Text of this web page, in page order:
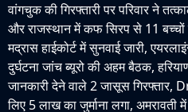
वांगचुक की गिरफ्तारी पर परिवार ने
और राजस्थान में कफ सिरप से 11
मद्रास हाईकोर्ट में सुनवाई जारी,
दुर्घटना जांच ब्यूरो की अहम बैठक,
जानकारी देने वाले 2 जासूस गिरफ्तार,
लिए 5 लाख का जुर्माना लगा, अमरावती